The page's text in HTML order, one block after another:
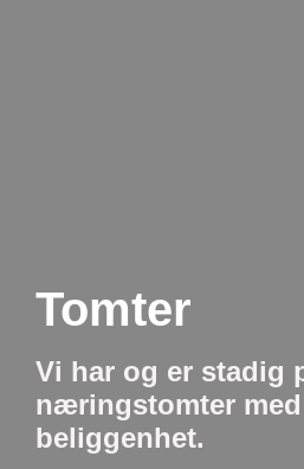
Tomter
Vi har og er stadig
næringstomter
beliggenhet.